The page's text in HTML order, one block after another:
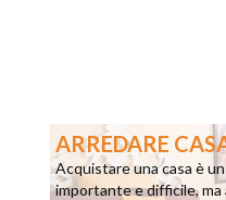
ARREDARE
Acquistare una casa è
importante e difficile, ma